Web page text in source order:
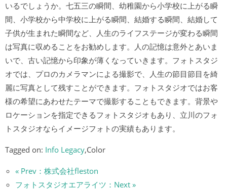
いるでしょうか。七五三の瞬間、幼稚園から小学校に上がる瞬
間、小学校から中学校に上がる瞬間、結婚する瞬間、結婚して
子供が生まれた瞬間など、人生のライフステージが変わる瞬間
は写真に収めることをお勧めします。人の記憶は意外とあいま
いで、古い記憶から印象が薄くなっていきます。フォトスタジ
オでは、プロのカメラマンによる撮影で、人生の節目節目を綺
麗に写真として残すことができます。フォトスタジオではお客
様の希望にあわせたテーマで撮影することもできます。背景や
ロケーションを指定できるフォトスタジオもあり、立川のフォ
トスタジオならイメージフォトの実績もあります。
Tagged on: Info Legacy,Color
« Prev：株式会社fleston
フォトスタジオエアライツ：Next »